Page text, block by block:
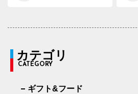
カテゴリ
CATEGORY
ギフト&フード